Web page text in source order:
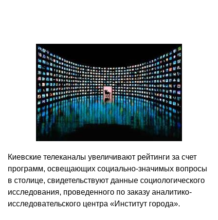
Киевские телеканалы увеличивают рейтинги за счет
программ, освещающих социально-значимых вопросы
в столице, свидетельствуют данные социологического
исследования, проведенного по заказу аналитико-
исследовательского центра «Институт города».